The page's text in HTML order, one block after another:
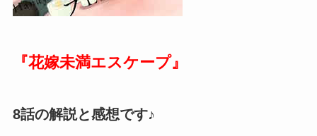
『花嫁未満エスケープ』
8話の解説と感想です♪